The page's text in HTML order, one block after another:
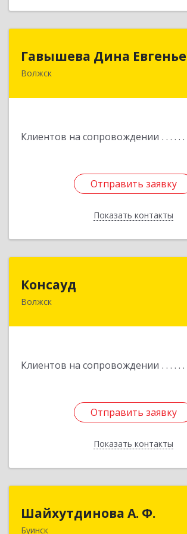
Гавышева Дина
Волжск
Клиентов на сопровождении
Отправить заявку
Показать контакты
Отправить заявку
Назад
Консауд
Волжск
Клиентов на сопровождении
Отправить заявку
Показать контакты
425005, Марий Эл респ, Волжск г,
Отправить заявку
Назад
Шайхутдинова А. Ф.
Буинск